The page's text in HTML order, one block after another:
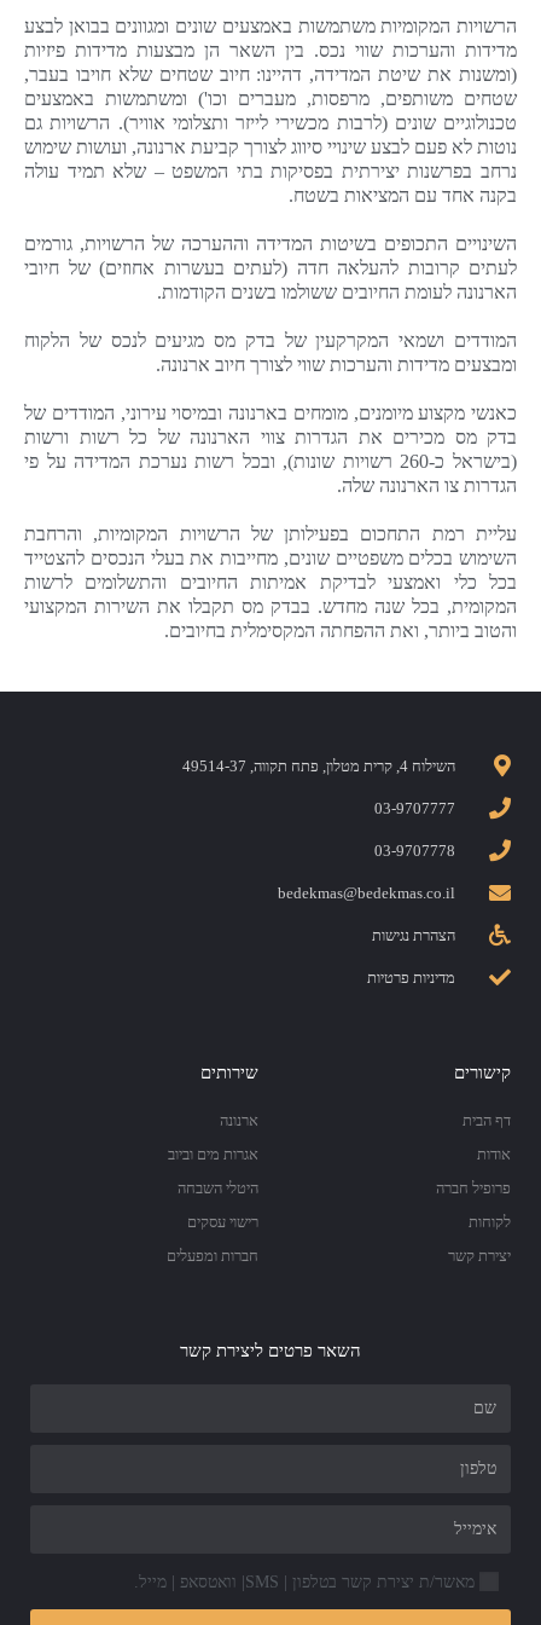
הרשויות המקומיות משתמשות באמצעים שונים ומגוונים בבואן לבצע
מדידות והערכות שווי נכס. בין השאר הן מבצעות מדידות פיזיות
(ומשנות את שיטת המדידה, דהיינו: חיוב שטחים שלא חויבו בעבר,
שטחים משותפים, מרפסות, מעברים וכו') ומשתמשות באמצעים
טכנולוגיים שונים (לרבות מכשירי לייזר ותצלומי אוויר). הרשויות גם
נוטות לא פעם לבצע שינויי סיווג לצורך קביעת ארנונה, ועושות שימוש
נרחב בפרשנות יצירתית בפסיקות בתי המשפט – שלא תמיד עולה
בקנה אחד עם המציאות בשטח.
השינויים התכופים בשיטות המדידה וההערכה של הרשויות, גורמים
לעתים קרובות להעלאה חדה (לעתים בעשרות אחוזים) של חיובי
הארנונה לעומת החיובים ששולמו בשנים הקודמות.
המודדים ושמאי המקרקעין של בדק מס מגיעים לנכס של הלקוח
ומבצעים מדידות והערכות שווי לצורך חיוב ארנונה.
כאנשי מקצוע מיומנים, מומחים בארנונה ובמיסוי עירוני, המודדים של
בדק מס מכירים את הגדרות צווי הארנונה של כל רשות ורשות
(בישראל כ-260 רשויות שונות), ובכל רשות נערכת המדידה על פי
הגדרות צו הארנונה שלה.
עליית רמת התחכום בפעילותן של הרשויות המקומיות, והרחבת
השימוש בכלים משפטיים שונים, מחייבות את בעלי הנכסים להצטייד
בכל כלי ואמצעי לבדיקת אמיתות החיובים והתשלומים לרשות
המקומית, בכל שנה מחדש. בבדק מס תקבלו את השירות המקצועי
והטוב ביותר, ואת ההפחתה המקסימלית בחיובים.
השילוח 4, קרית מטלון, פתח תקווה, 49514-37
03-9707777
03-9707778
bedekmas@bedekmas.co.il
הצהרת נגישות
מדיניות פרטיות
קישורים
דף הבית
אודות
פרופיל חברה
לקוחות
יצירת קשר
שירותים
ארנונה
אגרות מים וביוב
היטלי השבחה
רישוי עסקים
חברות ומפעלים
השאר פרטים ליצירת קשר
מאשר/ת יצירת קשר בטלפון | SMS| וואטסאפ | מייל.